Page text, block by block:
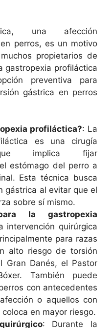
una afección
perros, es un motivo
propietarios de
gastropexia profiláctica
preventiva para
gástrica en perros
profiláctica?: La
es una cirugía
implica fijar
estómago del perro a
Esta técnica busca
gástrica al evitar que el
sobre sí mismo.
la gastropexia
intervención quirúrgica
para razas
alto riesgo de torsión
Gran Danés, el Pastor
También puede
con antecedentes
o aquellos con
en mayor riesgo.
: Durante la